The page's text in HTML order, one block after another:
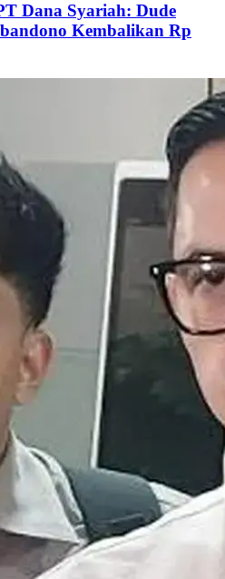
Dana Syariah: Dude
Kembalikan Rp